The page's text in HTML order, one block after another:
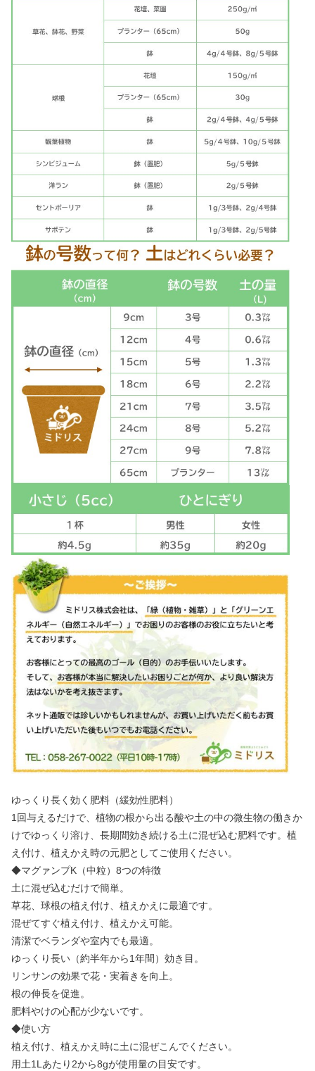
ゆっくり長く効く肥料（緩効性肥料）
1回与えるだけで、植物の根から出る酸や土の中の微生物の働きか
けでゆっくり溶け、長期間効き続ける土に混ぜ込む肥料です。植
え付け、植えかえ時の元肥としてご使用ください。
◆マグァンプK（中粒）8つの特徴
土に混ぜ込むだけで簡単。
草花、球根の植え付け、植えかえに最適です。
混ぜてすぐ植え付け、植えかえ可能。
清潔でベランダや室内でも最適。
ゆっくり長い（約半年から1年間）効き目。
リンサンの効果で花・実着きを向上。
根の伸長を促進。
肥料やけの心配が少ないです。
◆使い方
植え付け、植えかえ時に土に混ぜこんでください。
用土1Lあたり2から8gが使用量の目安です。